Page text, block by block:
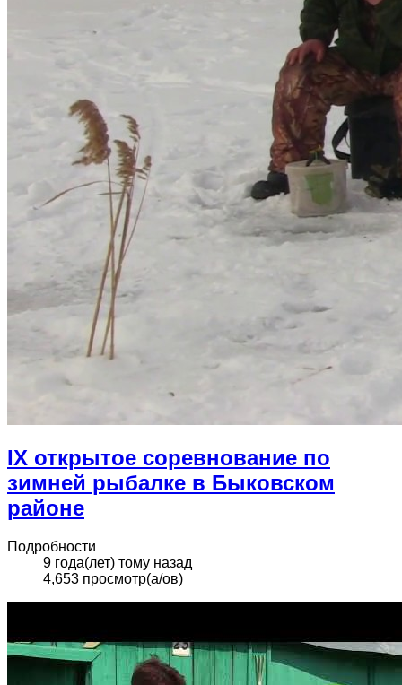
IX открытое соревнование по
зимней рыбалке в Быковском
районе
Подробности
9 года(лет) тому назад
4,653 просмотр(а/ов)